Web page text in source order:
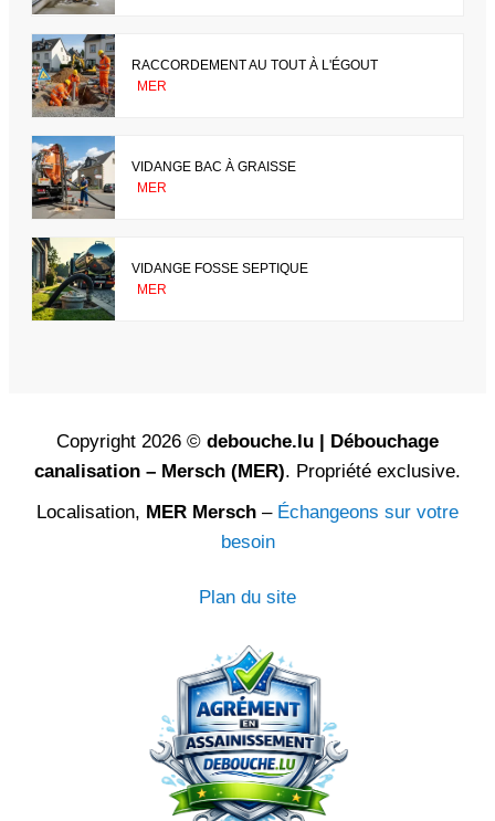
RACCORDEMENT AU TOUT À L'ÉGOUT
MER
VIDANGE BAC À GRAISSE
MER
VIDANGE FOSSE SEPTIQUE
MER
Copyright 2026 © debouche.lu | Débouchage
canalisation – Mersch (MER). Propriété exclusive.
Localisation, MER Mersch – Échangeons sur votre
besoin
Plan du site